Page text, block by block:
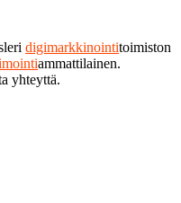
digimarkkinointitoimiston
ammattilainen.
yhteyttä.